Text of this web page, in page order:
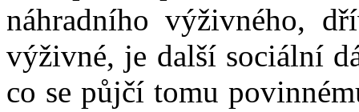
náhradního výživného,
výživné, je další sociální
co se půjčí tomu